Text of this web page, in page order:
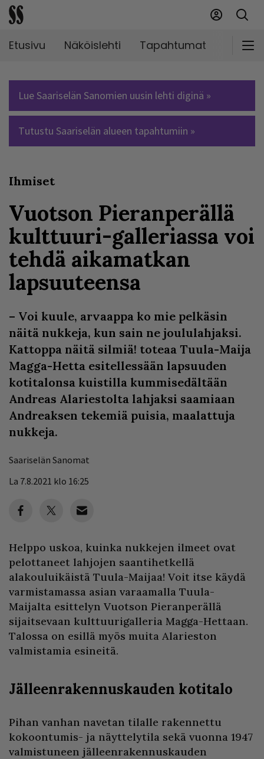
Etusivu Näköislehti Tapahtumat
Lue Saariselän Sanomien uusin lehti diginä »
Tutustu Saariselän alueen tapahtumiin »
Ihmiset
Vuotson Pieranperällä
kulttuuri-galleriassa voi
tehdä aikamatkan
lapsuuteensa
– Voi kuule, arvaappa ko mie pelkäsin
näitä nukkeja, kun sain ne joululahjaksi.
Kattoppa näitä silmiä! toteaa Tuula-Maija
Magga-Hetta esitellessään lapsuuden
kotitalonsa kuistilla kummisedältään
Andreas Alariestolta lahjaksi saamiaan
Andreaksen tekemiä puisia, maalattuja
nukkeja.
Saariselän Sanomat
La 7.8.2021 klo 16:25
Helppo uskoa, kuinka nukkejen ilmeet ovat
pelottaneet lahjojen saantihetkellä
alakouluikäistä Tuula-Maijaa! Voit itse käydä
varmistamassa asian varaamalla Tuula-
Maijalta esittelyn Vuotson Pieranperällä
sijaitsevaan kulttuurigalleria Magga-Hettaan.
Talossa on esillä myös muita Alarieston
valmistamia esineitä.
Jälleenrakennuskauden kotitalo
Pihan vanhan navetan tilalle rakennettu
kokoontumis- ja näyttelytila sekä vuonna 1947
valmistuneen jälleenrakennuskauden